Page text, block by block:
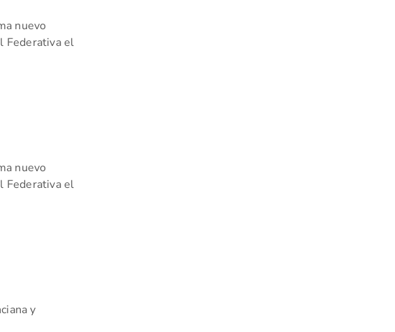
nuevo
Federativa el
nuevo
Federativa el
y